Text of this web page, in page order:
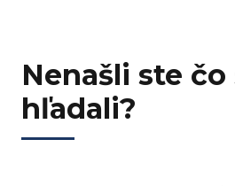
Nenašli ste čo
hľadali?